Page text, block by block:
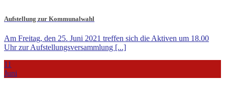
Aufstellung zur Kommunalwahl
Am Freitag, den 25. Juni 2021 treffen sich die Aktiven um 18.00
Uhr zur Aufstellungsversammlung [...]
11
Juni